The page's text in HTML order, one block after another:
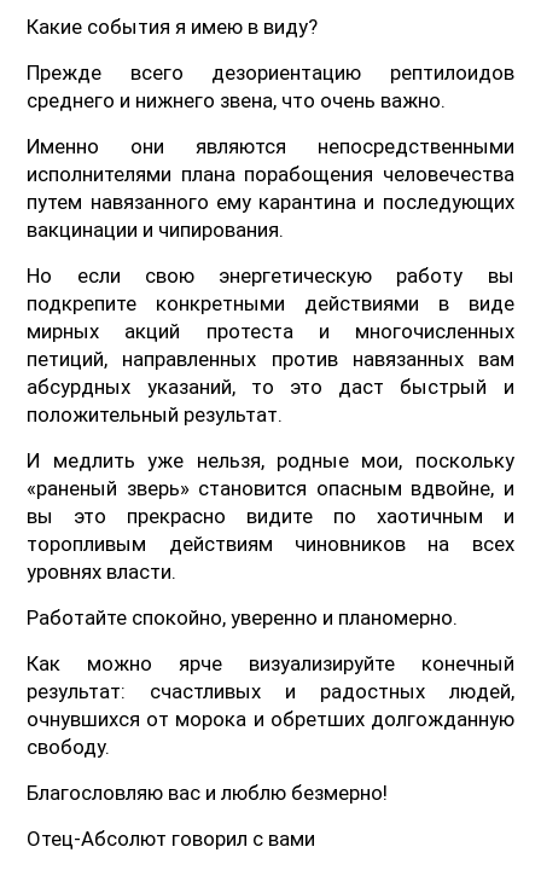
Какие события я имею в виду?
Прежде всего дезориентацию рептилоидов
среднего и нижнего звена, что очень важно.
Именно они являются непосредственными
исполнителями плана порабощения человечества
путем навязанного ему карантина и последующих
вакцинации и чипирования.
Но если свою энергетическую работу вы
подкрепите конкретными действиями в виде
мирных акций протеста и многочисленных
петиций, направленных против навязанных вам
абсурдных указаний, то это даст быстрый и
положительный результат.
И медлить уже нельзя, родные мои, поскольку
«раненый зверь» становится опасным вдвойне, и
вы это прекрасно видите по хаотичным и
торопливым действиям чиновников на всех
уровнях власти.
Работайте спокойно, уверенно и планомерно.
Как можно ярче визуализируйте конечный
результат: счастливых и радостных людей,
очнувшихся от морока и обретших долгожданную
свободу.
Благословляю вас и люблю безмерно!
Отец-Абсолют говорил с вами